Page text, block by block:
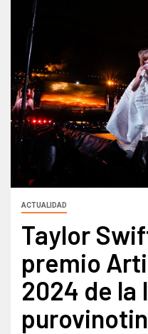
ACTUALIDAD
Taylor
premio
2024 de la